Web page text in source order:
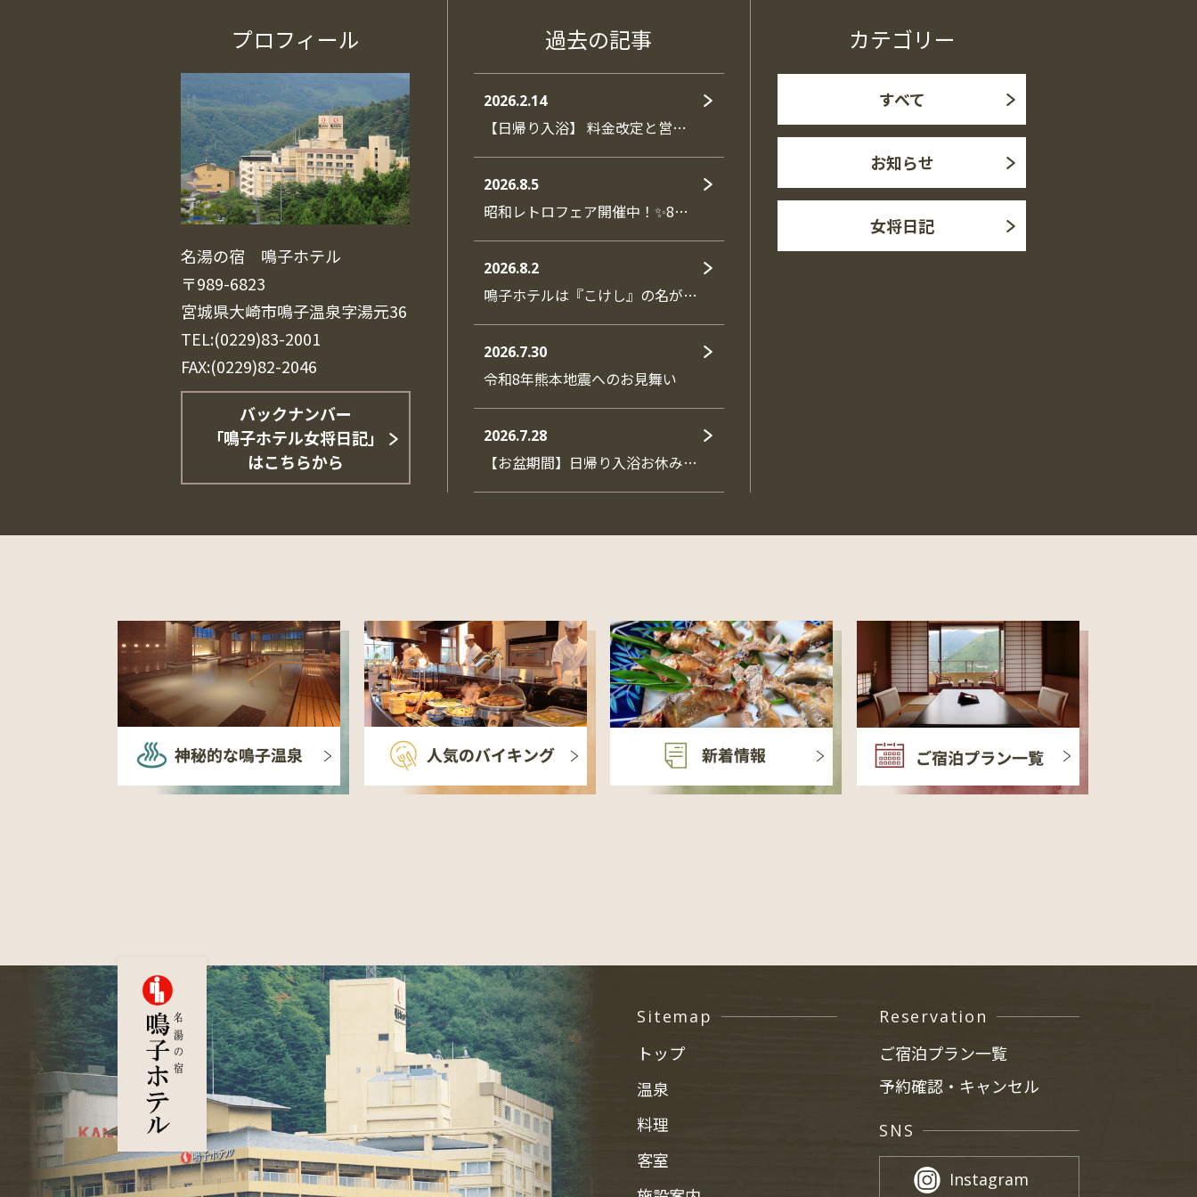
プロフィール
名湯の宿 鳴子ホテル
〒989-6823
宮城県大崎市鳴子温泉字湯元36
TEL:(0229)83-2001
FAX:(0229)82-2046
バックナンバー
「鳴子ホテル女将日記」
はこちらから
過去の記事
2026.2.14
【日帰り入浴】 料金改定と営…
2026.8.5
昭和レトロフェア開催中！✨8…
2026.8.2
鳴子ホテルは『こけし』の名が…
2026.7.30
令和8年熊本地震へのお見舞い
2026.7.28
【お盆期間】日帰り入浴お休み…
カテゴリー
すべて
お知らせ
女将日記
Sitemap
トップ
温泉
料理
客室
Reservation
ご宿泊プラン一覧
予約確認・キャンセル
SNS
Instagram